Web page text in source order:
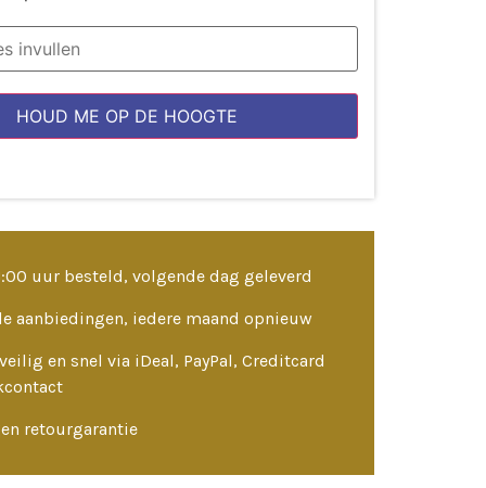
HOUD ME OP DE HOOGTE
uur besteld, volgende dag geleverd
aanbiedingen, iedere maand opnieuw
en snel via iDeal, PayPal, Creditcard
retourgarantie